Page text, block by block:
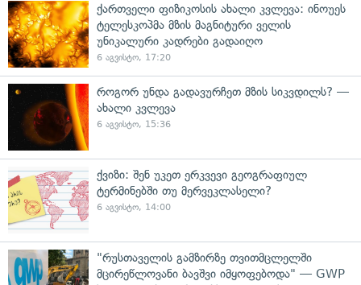
ქართველი ფიზიკოსის ახალი კვლევა: ინოუეს
ტელესკოპმა მზის მაგნიტური ველის
უნიკალური კადრები გადაიღო
6 აგვისტო, 17:20
როგორ უნდა გადავურჩეთ მზის სიკვდილს? —
ახალი კვლევა
6 აგვისტო, 15:36
ქვიზი: შენ უკეთ ერკვევი გეოგრაფიულ
ტერმინებში თუ მერვეკლასელი?
6 აგვისტო, 14:00
"რუსთაველის გამზირზე თვითმცლელში
მცირეწლოვანი ბავშვი იმყოფებოდა" — GWP